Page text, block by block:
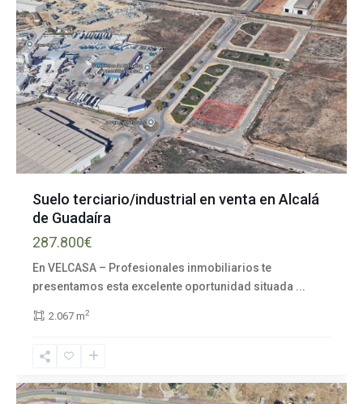
Suelo terciario/industrial en venta en Alcalá
de Guadaíra
287.800€
En VELCASA – Profesionales inmobiliarios te
presentamos esta excelente oportunidad situada ...
2.067 m2
Polígono
industrial
Larga,
Alcalá
de
Sevilla
provincia